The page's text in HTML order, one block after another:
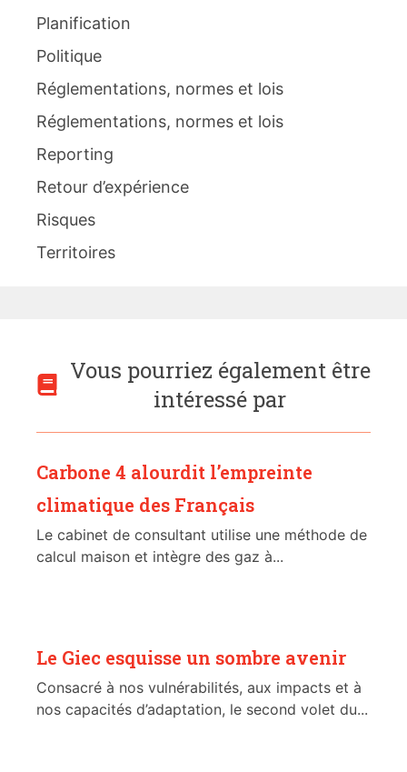
Planification
Politique
Réglementations, normes et lois
Réglementations, normes et lois
Reporting
Retour d’expérience
Risques
Territoires
Vous pourriez également être
intéressé par
Carbone 4 alourdit l’empreinte
climatique des Français
Le cabinet de consultant utilise une méthode de
calcul maison et intègre des gaz à...
Le Giec esquisse un sombre avenir
Consacré à nos vulnérabilités, aux impacts et à
nos capacités d’adaptation, le second volet du...